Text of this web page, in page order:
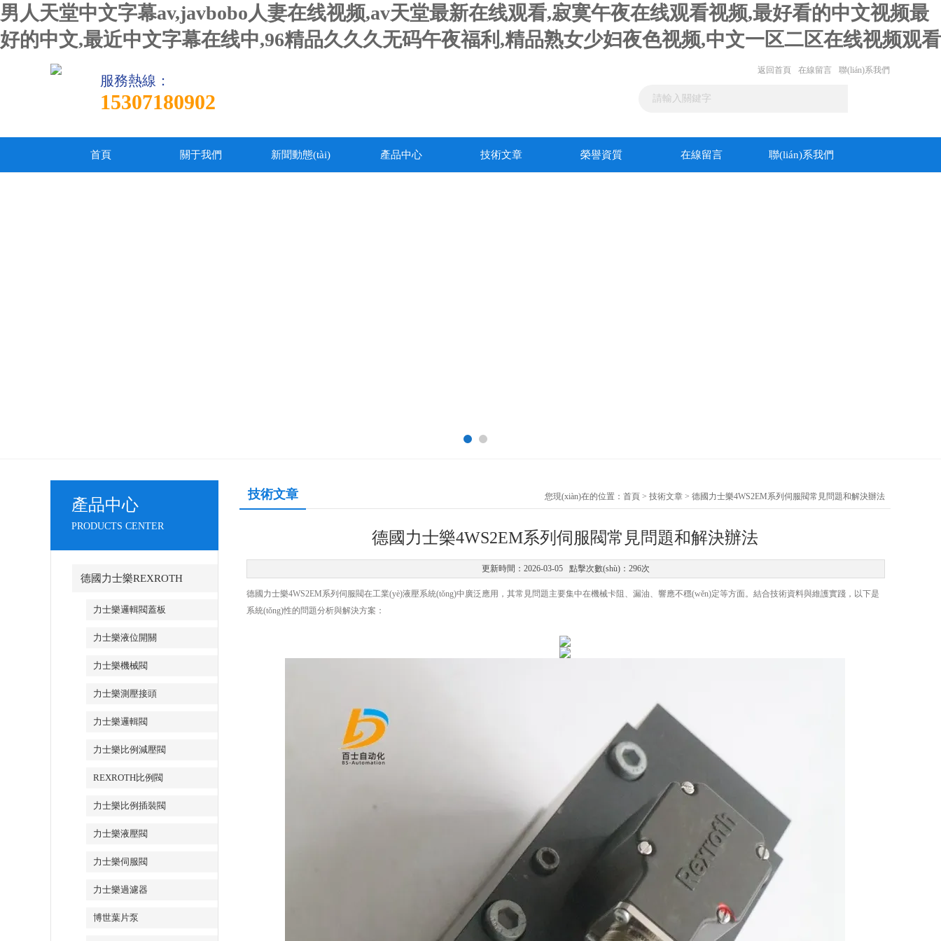
男人天堂中文字幕av,javbobo人妻在线视频,av天堂最新在线观看,寂寞午夜在线观看视频,最好看的中文视频最
好的中文,最近中文字幕在线中,96精品久久久无码午夜福利,精品熟女少妇夜色视频,中文一区二区在线视频观看
服務熱線：
15307180902
返回首頁 在線留言 聯(lián)系我們
首頁 關于我們 新聞動態(tài) 產品中心 技術文章 榮譽資質 在線留言 聯(lián)系我們
產品中心
PRODUCTS CENTER
德國力士樂REXROTH
力士樂邏輯閥蓋板
力士樂液位開關
力士樂機械閥
力士樂測壓接頭
力士樂邏輯閥
力士樂比例減壓閥
REXROTH比例閥
力士樂比例插裝閥
力士樂液壓閥
力士樂伺服閥
力士樂過濾器
博世葉片泵
技術文章 您現(xiàn)在的位置： 首頁 > 技術文章 > 德國力士樂4WS2EM系列伺服閥常見問題和解決辦法
德國力士樂4WS2EM系列伺服閥常見問題和解決辦法
更新時間：2026-03-05 點擊次數(shù)：296次
德國力士樂4WS2EM系列伺服閥在工業(yè)液壓系統(tǒng)中廣泛應用，其常見問題主要集中在機械卡阻、漏油、響應不穩(wěn)定等方面。結合技術資料與維護實踐，以下是
系統(tǒng)性的問題分析與解決方案：